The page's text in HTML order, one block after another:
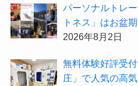
パーソナルトレ
トネス」はお盆
大公開★
2026年8月2日
無料体験好評受
庄」で人気の高